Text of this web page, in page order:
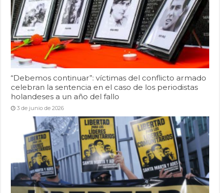
“Debemos continuar”: víctimas del conflicto armado
celebran la sentencia en el caso de los periodistas
holandeses a un año del fallo
3 de junio de 2026